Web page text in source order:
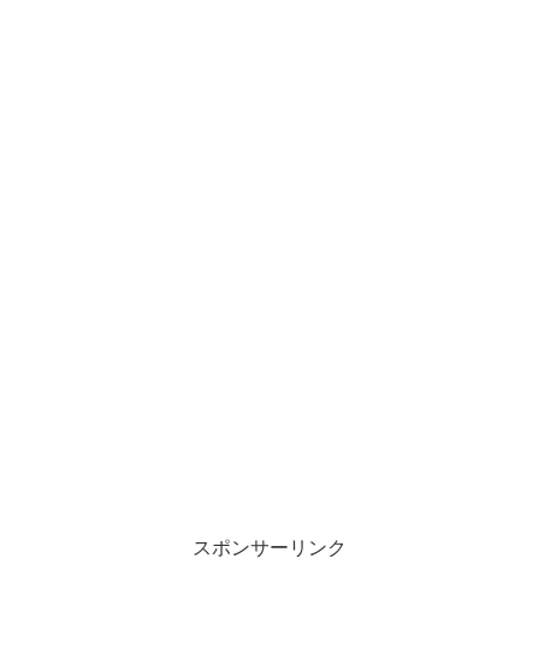
スポンサーリンク